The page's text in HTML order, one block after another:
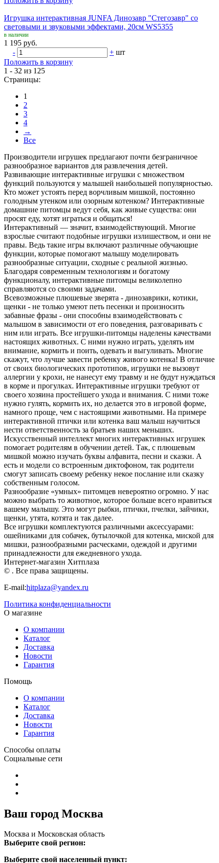
Игрушка интерактивная JUNFA Динозавр "Стегозавр" со
световыми и звуковыми эффектами, 20см WS5355
в наличии
1 195 руб.
-
+ шт
Положить в корзину
1 - 32 из 125
Страницы:
1
2
3
4
→
Все
Производители игрушек предлагают почти безграничное
разнообразное вариантов для развлечения детей.
Развивающие интерактивные игрушки с множеством
функций пользуются у малышей наибольшей популярностью.
Кто может устоять перед ворчливым мишкой, постоянно
голодным утенком или озорным котенком? Интерактивные
домашние питомцы ведут себя, как живые существа: они
просят еду, хотят играться и общаться!
Интерактивный — значит, взаимодействующий. Многие
взрослые считают подобные игрушки излишеством, и они не
правы. Ведь такие игры включают различные обучающие
функции, которые помогают малышу моделировать
разнообразные ситуации, сходные с реальной жизнью.
Благодаря современным технологиям и богатому
функционалу, интерактивные питомцы великолепно
справляются со своими задачами.
Всевозможные плюшевые зверята - динозаврики, котики,
щенки - не только умеют петь песенки и произносить
забавные фразы - они способны взаимодействовать с
малышом в зависимости от его поведения, разговаривать с
ним или играть. Все игрушки-питомцы наделены качествами
настоящих животных. С ними нужно играть, уделять им
внимание, кормить и поить, одевать и выгуливать. Многие
скажут, что лучше завести ребенку живого котенка! В отличие
от своих биологических прототипов, игрушки не вызовут
аллергии у крохи, не нанесут ему травму и не будут нуждаться
в корме и прогулках. Интерактивные игрушки требуют от
своего хозяина простейшего ухода и внимания. С ними тоже
нужно гулять, кормить их, но делается это в игровой форме,
намного проще, чем с настоящими животными. На примере
интерактивной птички или котенка ваш малыш научиться
нести ответственность за братьев наших меньших.
Искусственный интеллект многих интерактивных игрушек
помогает родителям в обучении детей. Так, с плюшевым
мишкой можно изучать буквы алфавита, песни и сказки. А
есть и модели со встроенным диктофоном, так родители
смогут записать своему ребенку некое послание или сказку
собственным голосом.
Разнообразие «умных» питомцев невероятно огромно. У нас
можно выбрать то животное, которое больше всего нравиться
вашему малышу. Это могут рыбки, птички, пчелки, зайчики,
щенки, утята, котята и так далее.
Все игрушки комплектуются различными аксессуарами:
ошейниками для собачек, бутылочкой для котенка, миской для
мишки, разнообразными расческами, одеждой и другими
принадлежности для ежедневного ухода.
Интернет-магазин Хитплаза
© . Все права защищены.
E-mail:hitplaza@yandex.ru
Политика конфиденциальности
О магазине
О компании
Каталог
Доставка
Новости
Гарантия
Помощь
О компании
Каталог
Доставка
Новости
Гарантия
Способы оплаты
Социальные сети
Ваш город Москва
Москва и Московская область
Выберите свой регион:
Выберите свой населенный пункт: